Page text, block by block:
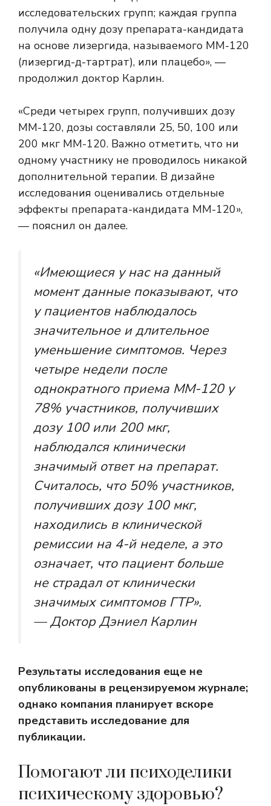
исследовательских групп; каждая группа
получила одну дозу препарата-кандидата
на основе лизергида, называемого MM-120
(лизергид-д-тартрат), или плацебо», —
продолжил доктор Карлин.
«Среди четырех групп, получивших дозу
ММ-120, дозы составляли 25, 50, 100 или
200 мкг ММ-120. Важно отметить, что ни
одному участнику не проводилось никакой
дополнительной терапии. В дизайне
исследования оценивались отдельные
эффекты препарата-кандидата MM-120»,
— пояснил он далее.
«Имеющиеся у нас на данный
момент данные показывают, что
у пациентов наблюдалось
значительное и длительное
уменьшение симптомов. Через
четыре недели после
однократного приема ММ-120 у
78% участников, получивших
дозу 100 или 200 мкг,
наблюдался клинически
значимый ответ на препарат.
Считалось, что 50% участников,
получивших дозу 100 мкг,
находились в клинической
ремиссии на 4-й неделе, а это
означает, что пациент больше
не страдал от клинически
значимых симптомов ГТР».
— Доктор Дэниел Карлин
Результаты исследования еще не
опубликованы в рецензируемом журнале;
однако компания планирует вскоре
представить исследование для
публикации.
Помогают ли психоделики
психическому здоровью?